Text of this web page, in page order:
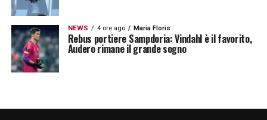
NEWS 4 ore ago Maria Floris
Rebus portiere Sampdoria: Vindahl è il favorito,
Audero rimane il grande sogno